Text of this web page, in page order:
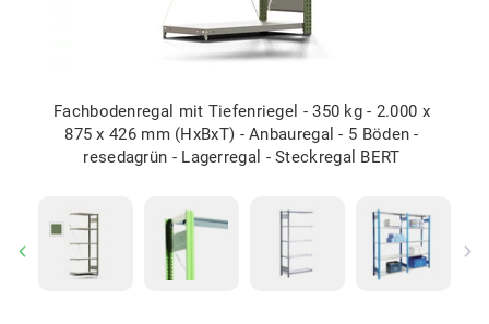
Fachbodenregal mit Tiefenriegel - 350 kg - 2.000 x
875 x 426 mm (HxBxT) - Anbauregal - 5 Böden -
resedagrün - Lagerregal - Steckregal BERT
Previous